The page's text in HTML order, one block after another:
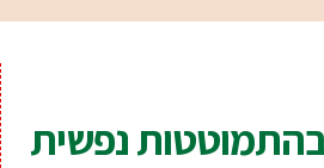
התמוטטות נפשית